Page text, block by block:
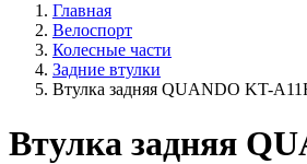
Главная
Велоспорт
Колесные части
Задние втулки
Втулка задняя QUANDO KT-
Втулка задняя